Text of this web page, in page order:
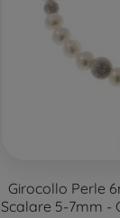
Girocollo Perle
Scalare 5-7mm -